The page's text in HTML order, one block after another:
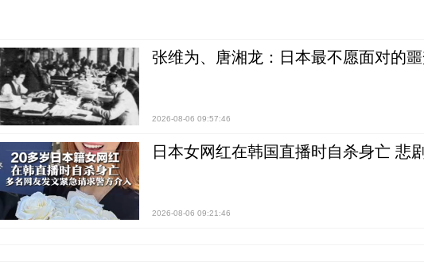
张维为、唐湘龙：日本最不愿面对的
2026-08-06 09:57:46
日本女网红在韩国直播时自杀身亡 悲
2026-08-06 09:21:46